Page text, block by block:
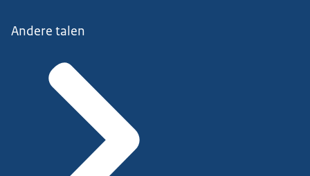
Andere talen